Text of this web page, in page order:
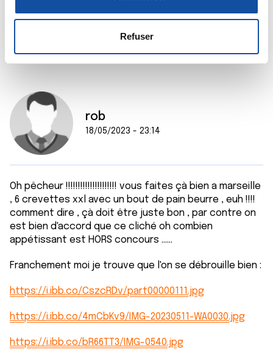
votre consentement à tout moment à partir de la
déclaration sur les cookies.
Les cookies nous permettent de personnaliser le contenu
médias sociaux et d'analyser notre trafic. Nous
partageons également des informations sur l'utilisation de
notre site avec nos partenaires de médias sociaux, de
publicité et d'analyse, qui peuvent combiner celles-ci
avec d'autres informations que vous leur avez fournies
ou qu'ils ont collectées lors de votre utilisation de leurs
services.
t
Refuser
rob
18/05/2023 - 23:14
Oh pêcheur !!!!!!!!!!!!!!!!!!!!! vous faites çà bien a marseille
, 6 crevettes xxl avec un bout de pain beurre , euh !!!!
comment dire , çà doit être juste bon , par contre on
est bien d'accord que ce cliché oh combien
appétissant est HORS concours ......
Franchement moi je trouve que l'on se débrouille bien :
https://i.ibb.co/CszcRDv/part00000111.jpg
https://i.ibb.co/4mCbKv9/IMG-20230511-WA0030.jpg
https://i.ibb.co/bR66TT3/IMG-0540.jpg